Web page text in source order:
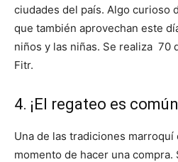
ciudades del país. Algo curioso
que también aprovechan este
niños y las niñas. Se realiza 70
Fitr.
4. ¡El regateo es
Una de las tradiciones marroquí
momento de hacer una compra.